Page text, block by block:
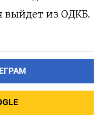
выйдет из ОДКБ.